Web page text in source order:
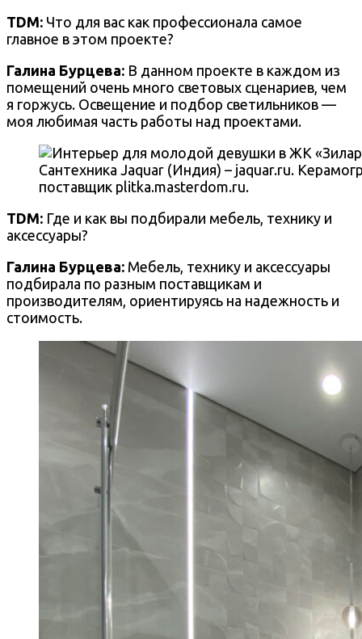
TDM: Что для вас как профессионала самое
главное в этом проекте?
Галина Бурцева: В данном проекте в каждом из
помещений очень много световых сценариев, чем
я горжусь. Освещение и подбор светильников —
моя любимая часть работы над проектами.
Сантехника Jaquar (Индия) – jaquar.ru.
поставщик plitka.masterdom.ru.
TDM: Где и как вы подбирали мебель, технику и
аксессуары?
Галина Бурцева: Мебель, технику и аксессуары
подбирала по разным поставщикам и
производителям, ориентируясь на надежность и
стоимость.